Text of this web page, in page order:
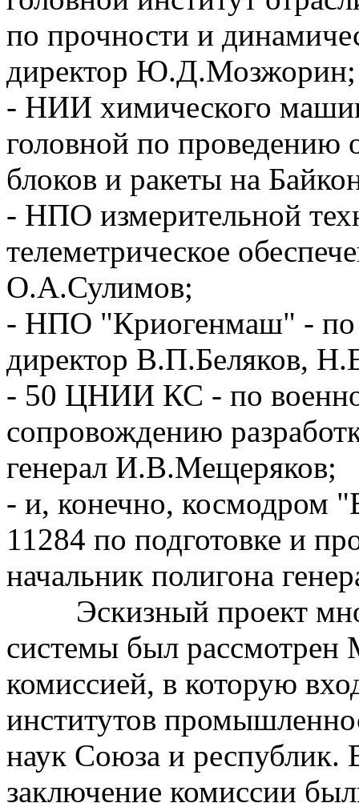
по прочности и
директор Ю.Д.Мозжорин;
- НИИ химического
головной по проведению
блоков и ракеты на
- НПО измерительной
телеметрическое
О.А.Сулимов;
- НПО "Криогенмаш" - по
директор В.П.Беляков,
- 50 ЦНИИ КС - по
сопровождению
генерал И.В.Мещеряков;
- и, конечно, космодром
11284 по подготовке и
начальник полигона
Эскизный проект
системы был рассмотрен
комиссией, в которую
институтов
наук Союза и республик.
заключение комиссии